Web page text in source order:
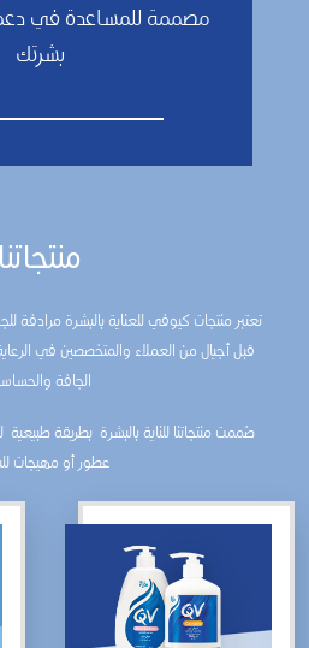
مصممة للمساعدة في
بشرتك
منتجاتنا
تعتبر منتجات كيوفي للعناية بالبشرة مرادفة
قبل أجيال من العملاء والمتخصصين في
الجافة
صُممت منتجاتنا للناية بالبشرة بطريقة
عطور أو مهيجات